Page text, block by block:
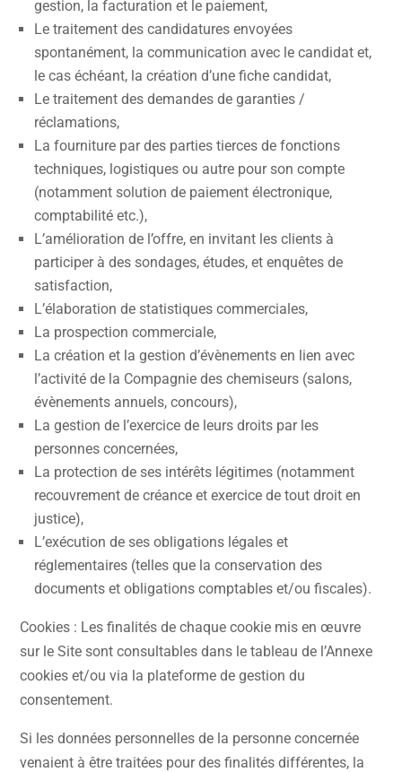
gestion, la facturation et le paiement,
Le traitement des candidatures envoyées
spontanément, la communication avec le candidat et,
le cas échéant, la création d’une fiche candidat,
Le traitement des demandes de garanties /
réclamations,
La fourniture par des parties tierces de fonctions
techniques, logistiques ou autre pour son compte
(notamment solution de paiement électronique,
comptabilité etc.),
L’amélioration de l’offre, en invitant les clients à
participer à des sondages, études, et enquêtes de
satisfaction,
L’élaboration de statistiques commerciales,
La prospection commerciale,
La création et la gestion d’évènements en lien avec
l’activité de la Compagnie des chemiseurs (salons,
évènements annuels, concours),
La gestion de l’exercice de leurs droits par les
personnes concernées,
La protection de ses intérêts légitimes (notamment
recouvrement de créance et exercice de tout droit en
justice),
L’exécution de ses obligations légales et
réglementaires (telles que la conservation des
documents et obligations comptables et/ou fiscales).
Cookies : Les finalités de chaque cookie mis en œuvre
sur le Site sont consultables dans le tableau de l’Annexe
cookies et/ou via la plateforme de gestion du
consentement.
Si les données personnelles de la personne concernée
venaient à être traitées pour des finalités différentes, la